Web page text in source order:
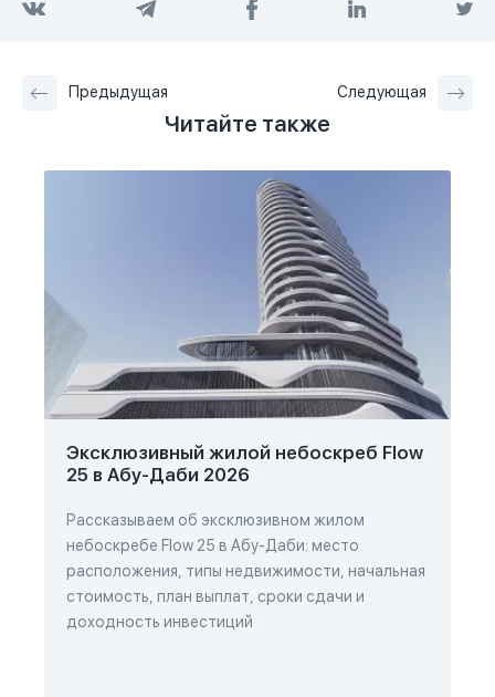
Предыдущая Следующая
Читайте также
Эксклюзивный жилой небоскреб Flow
25 в Абу-Даби 2026
Рассказываем об эксклюзивном жилом
небоскребе Flow 25 в Абу-Даби: место
расположения, типы недвижимости, начальная
стоимость, план выплат, сроки сдачи и
доходность инвестиций